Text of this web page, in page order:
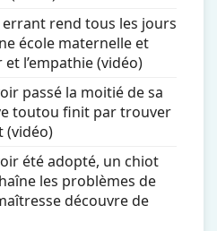
errant rend tous les jours
école maternelle et
l’empathie (vidéo)
passé la moitié de sa
toutou finit par trouver
(vidéo)
été adopté, un chiot
les problèmes de
découvre de